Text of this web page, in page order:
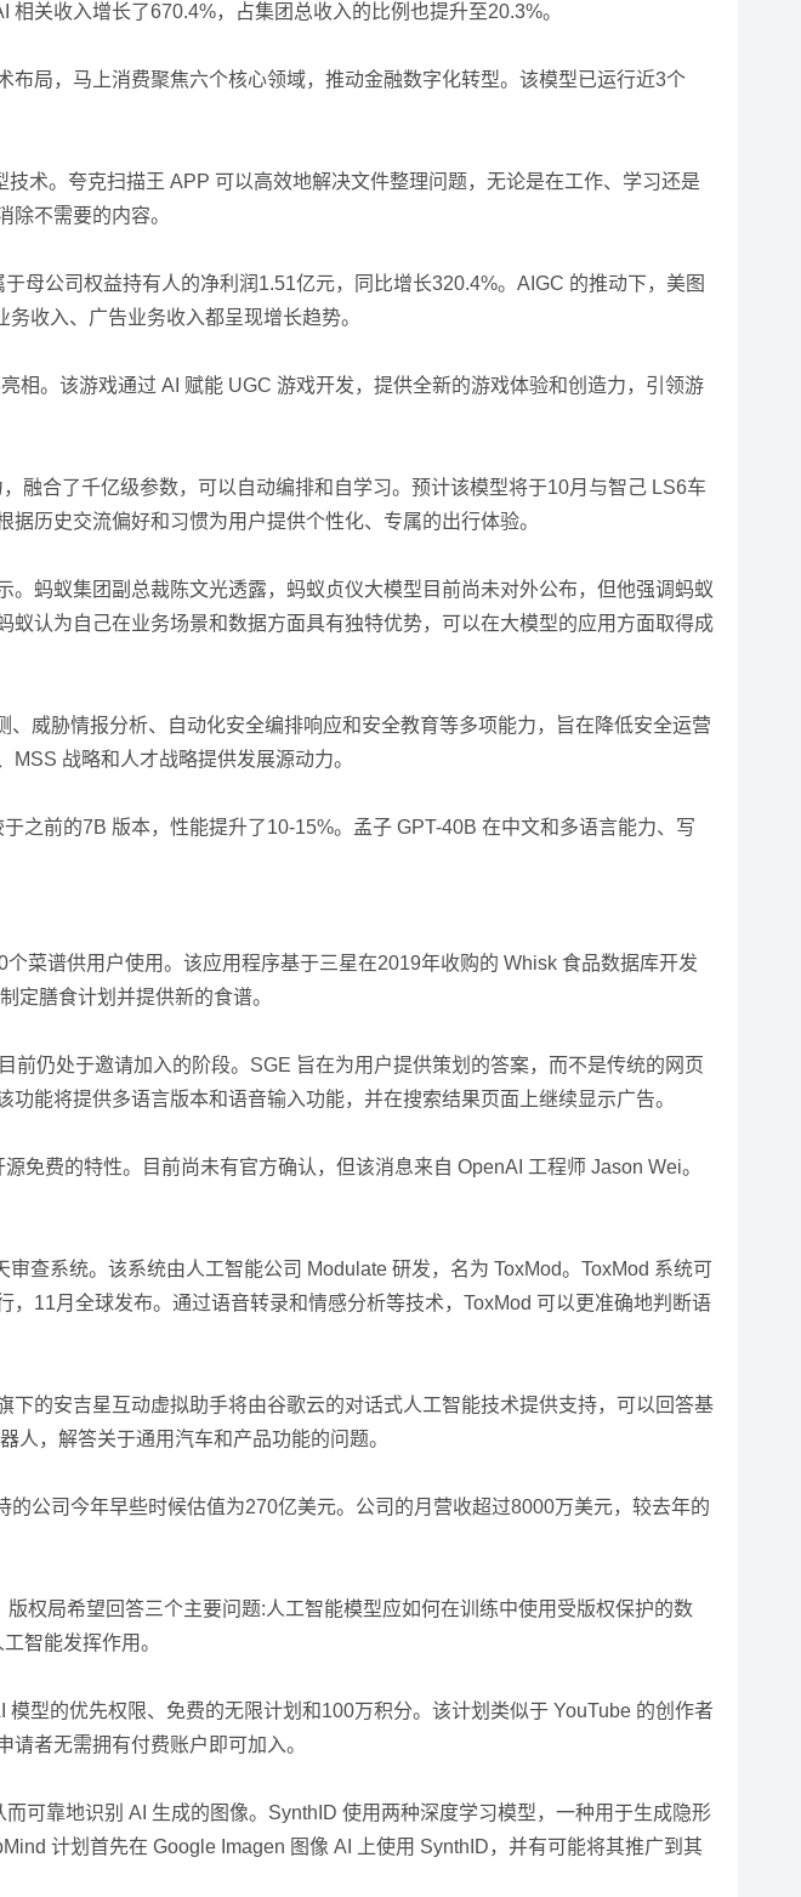
关收入增长了670.4%，占集团总收入的比例也提升至20.3%。
布局，马上消费聚焦六个核心领域，推动金融数字化转型。该模型已运行近3个
术。夸克扫描王 APP 可以高效地解决文件整理问题，无论是在工作、学习还是
不需要的内容。
母公司权益持有人的净利润1.51亿元，同比增长320.4%。AIGC 的推动下，美图
收入、广告业务收入都呈现增长趋势。
相。该游戏通过 AI 赋能 UGC 游戏开发，提供全新的游戏体验和创造力，引领游
融合了千亿级参数，可以自动编排和自学习。预计该模型将于10月与智己 LS6车
历史交流偏好和习惯为用户提供个性化、专属的出行体验。
蚂蚁集团副总裁陈文光透露，蚂蚁贞仪大模型目前尚未对外公布，但他强调蚂蚁
认为自己在业务场景和数据方面具有独特优势，可以在大模型的应用方面取得成
威胁情报分析、自动化安全编排响应和安全教育等多项能力，旨在降低安全运营
战略和人才战略提供发展源动力。
之前的7B 版本，性能提升了10-15%。孟子 GPT-40B 在中文和多语言能力、写
菜谱供用户使用。该应用程序基于三星在2019年收购的 Whisk 食品数据库开发
定膳食计划并提供新的食谱。
仍处于邀请加入的阶段。SGE 旨在为用户提供策划的答案，而不是传统的网页
能将提供多语言版本和语音输入功能，并在搜索结果页面上继续显示广告。
免费的特性。目前尚未有官方确认，但该消息来自 OpenAI 工程师 Jason Wei。
查系统。该系统由人工智能公司 Modulate 研发，名为 ToxMod。ToxMod 系统可
11月全球发布。通过语音转录和情感分析等技术，ToxMod 可以更准确地判断语
的安吉星互动虚拟助手将由谷歌云的对话式人工智能技术提供支持，可以回答基
，解答关于通用汽车和产品功能的问题。
公司今年早些时候估值为270亿美元。公司的月营收超过8000万美元，较去年的
权局希望回答三个主要问题:人工智能模型应如何在训练中使用受版权保护的数
智能发挥作用。
型的优先权限、免费的无限计划和100万积分。该计划类似于 YouTube 的创作者
者无需拥有付费账户即可加入。
可靠地识别 AI 生成的图像。SynthID 使用两种深度学习模型，一种用于生成隐形
计划首先在 Google Imagen 图像 AI 上使用 SynthID，并有可能将其推广到其